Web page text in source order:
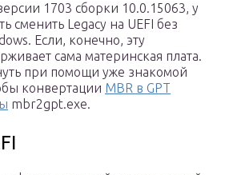
1703 сборки 10.0.15063, у
сменить Legacy на UEFI без
Если, конечно, эту
сама материнская плата.
при помощи уже знакомой
конвертации MBR в GPT
mbr2gpt.exe.